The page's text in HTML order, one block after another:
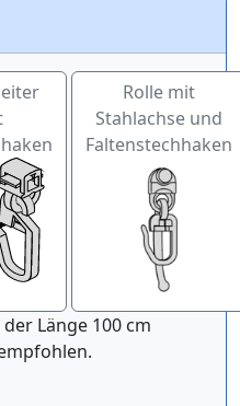
Rolle mit
Stahlachse und
Faltenstechhaken
Länge 100 cm